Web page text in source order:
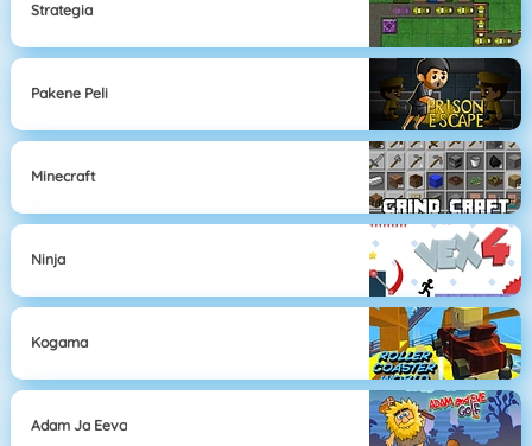
Strategia
Pakene Peli
Minecraft
Ninja
Kogama
Adam Ja Eeva